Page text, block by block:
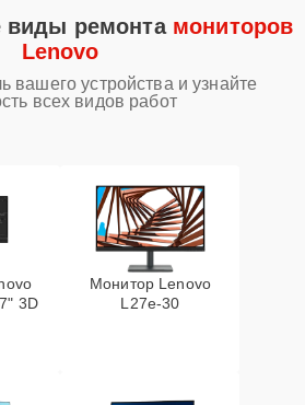
виды ремонта мониторов
Lenovo
вашего устройства и узнайте
всех видов работ
3D
Монитор Lenovo
L27e-30